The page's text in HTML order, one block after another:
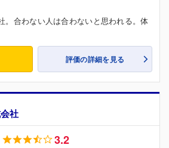
。合わない人は合わないと思われる。体
評価の詳細を見る
社
3.2